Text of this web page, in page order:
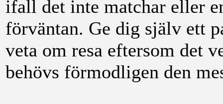
ifall det inte matchar eller
förväntan. Ge dig själv ett
veta om resa eftersom det
behövs förmodligen den